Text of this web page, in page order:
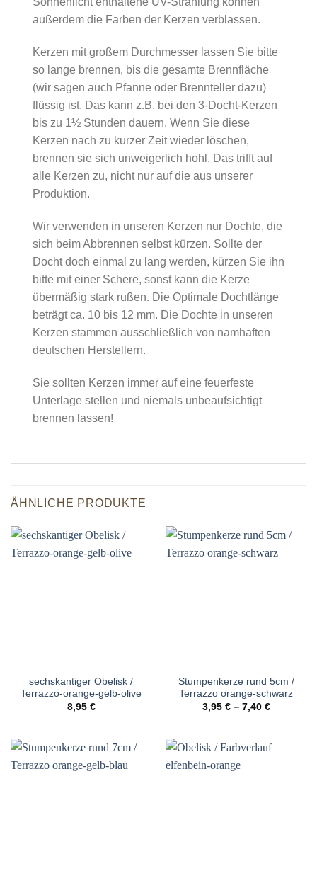
außerdem die Farben der Kerzen verblassen.
Kerzen mit großem Durchmesser lassen Sie bitte
so lange brennen, bis die gesamte Brennfläche
(wir sagen auch Pfanne oder Brennteller dazu)
flüssig ist. Das kann z.B. bei den 3-Docht-Kerzen
bis zu 1½ Stunden dauern. Wenn Sie diese
Kerzen nach zu kurzer Zeit wieder löschen,
brennen sie sich unweigerlich hohl. Das trifft auf
alle Kerzen zu, nicht nur auf die aus unserer
Produktion.
Wir verwenden in unseren Kerzen nur Dochte, die
sich beim Abbrennen selbst kürzen. Sollte der
Docht doch einmal zu lang werden, kürzen Sie ihn
bitte mit einer Schere, sonst kann die Kerze
übermäßig stark rußen. Die Optimale Dochtlänge
beträgt ca. 10 bis 12 mm. Die Dochte in unseren
Kerzen stammen ausschließlich von namhaften
deutschen Herstellern.
Sie sollten Kerzen immer auf eine feuerfeste
Unterlage stellen und niemals unbeaufsichtigt
brennen lassen!
ÄHNLICHE PRODUKTE
sechskantiger Obelisk /
Terrazzo-orange-gelb-olive
8,95 €
Stumpenkerze rund 5cm /
Terrazzo orange-schwarz
3,95 €– 7,40 €